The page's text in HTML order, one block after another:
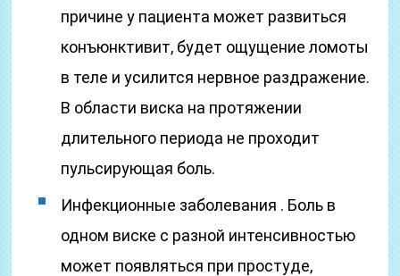
причине у пациента может развиться
конъюнктивит, будет ощущение ломоты
в теле и усилится нервное раздражение.
В области виска на протяжении
длительного периода не проходит
пульсирующая боль.
Инфекционные заболевания . Боль в
одном виске с разной интенсивностью
может появляться при простуде,